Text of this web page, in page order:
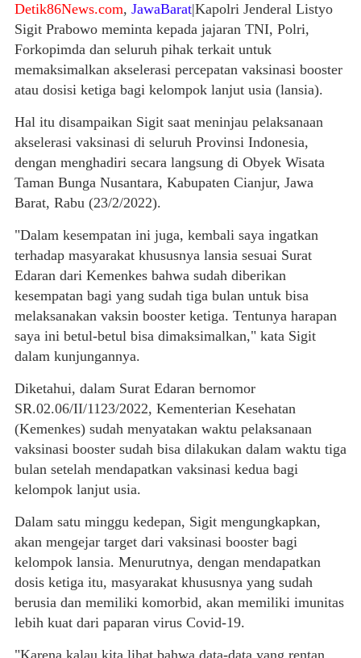
Detik86News.com, JawaBarat|Kapolri Jenderal Listyo
Sigit Prabowo meminta kepada jajaran TNI, Polri,
Forkopimda dan seluruh pihak terkait untuk
memaksimalkan akselerasi percepatan vaksinasi booster
atau dosisi ketiga bagi kelompok lanjut usia (lansia).
Hal itu disampaikan Sigit saat meninjau pelaksanaan
akselerasi vaksinasi di seluruh Provinsi Indonesia,
dengan menghadiri secara langsung di Obyek Wisata
Taman Bunga Nusantara, Kabupaten Cianjur, Jawa
Barat, Rabu (23/2/2022).
"Dalam kesempatan ini juga, kembali saya ingatkan
terhadap masyarakat khususnya lansia sesuai Surat
Edaran dari Kemenkes bahwa sudah diberikan
kesempatan bagi yang sudah tiga bulan untuk bisa
melaksanakan vaksin booster ketiga. Tentunya harapan
saya ini betul-betul bisa dimaksimalkan," kata Sigit
dalam kunjungannya.
Diketahui, dalam Surat Edaran bernomor
SR.02.06/II/1123/2022, Kementerian Kesehatan
(Kemenkes) sudah menyatakan waktu pelaksanaan
vaksinasi booster sudah bisa dilakukan dalam waktu tiga
bulan setelah mendapatkan vaksinasi kedua bagi
kelompok lanjut usia.
Dalam satu minggu kedepan, Sigit mengungkapkan,
akan mengejar target dari vaksinasi booster bagi
kelompok lansia. Menurutnya, dengan mendapatkan
dosis ketiga itu, masyarakat khususnya yang sudah
berusia dan memiliki komorbid, akan memiliki imunitas
lebih kuat dari paparan virus Covid-19.